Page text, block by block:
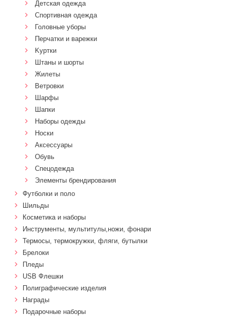
Детская одежда
Спортивная одежда
Головные уборы
Перчатки и варежки
Kуртки
Штаны и шорты
Жилеты
Ветровки
Шарфы
Шапки
Наборы одежды
Носки
Аксессуары
Обувь
Спецодежда
Элементы брендирования
Футболки и поло
Шильды
Косметика и наборы
Инструменты, мультитулы,ножи, фонари
Термосы, термокружки, фляги, бутылки
Брелоки
Пледы
USB Флешки
Полиграфические изделия
Награды
Подарочные наборы